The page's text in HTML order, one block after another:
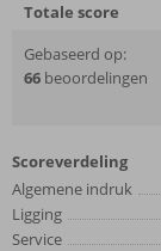
Totale score
Gebaseerd op:
66 beoordelingen
Scoreverdeling
Algemene indruk
Ligging
Service